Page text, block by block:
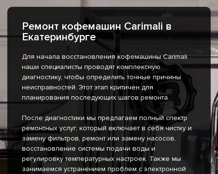
Ремонт кофемашин Carimali в
Екатеринбурге
Для начала восстановления кофемашины Carimali
наши специалисты проводят комплексную
диагностику, чтобы определить точные причины
неисправностей. Этот этап критичен для
планирования последующих шагов ремонта.
После диагностики мы предлагаем полный спектр
ремонтных услуг, который включает в себя чистку и
замену фильтров, ремонт или замену насосов,
восстановление системы подачи воды и
регулировку температурных настроек. Также мы
занимаемся устранением проблем с электронной